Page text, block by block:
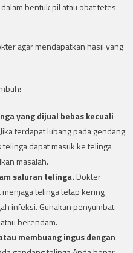
bentuk pil atau obat tetes
agar mendapatkan hasil yang
yang dijual bebas kecuali
Jika terdapat lubang pada gendang
dapat masuk ke telinga
masalah.
saluran telinga.Dokter
telinga tetap kering
infeksi. Gunakan penyumbat
berendam.
membuang ingus dengan